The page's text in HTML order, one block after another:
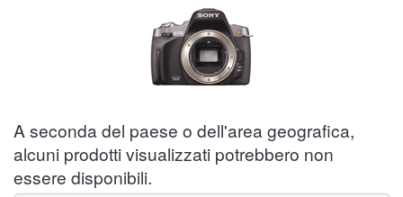
A seconda del paese o dell'area geografica,
alcuni prodotti visualizzati potrebbero non
essere disponibili.